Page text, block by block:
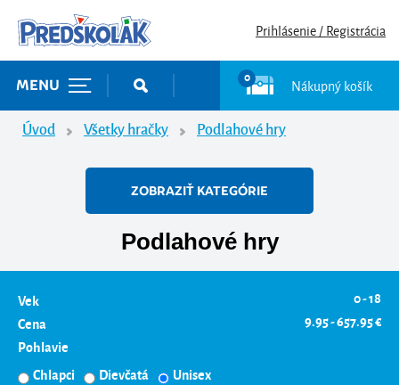
Prihlásenie / Registrácia
MENU 0 Nákupný košík
Úvod Všetky hračky Podlahové hry
ZOBRAZIŤ KATEGÓRIE
Podlahové hry
Vek
0 - 18
Cena
9.95 - 657.95 €
Pohlavie
Chlapci
Dievčatá Unisex